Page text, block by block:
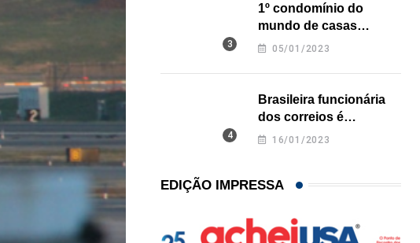
1º condomínio do
mundo de casas
impressas em 3D é
05/01/2023
Brasileira funcionária
dos correios é
assassinada a facadas
16/01/2023
EDIÇÃO IMPRESSA